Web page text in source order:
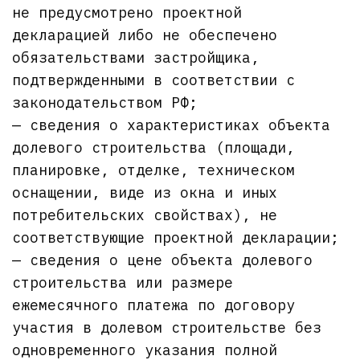
не предусмотрено проектной
декларацией либо не обеспечено
обязательствами застройщика,
подтвержденными в соответствии с
законодательством РФ;
— сведения о характеристиках объекта
долевого строительства (площади,
планировке, отделке, техническом
оснащении, виде из окна и иных
потребительских свойствах), не
соответствующие проектной декларации;
— сведения о цене объекта долевого
строительства или размере
ежемесячного платежа по договору
участия в долевом строительстве без
одновременного указания полной